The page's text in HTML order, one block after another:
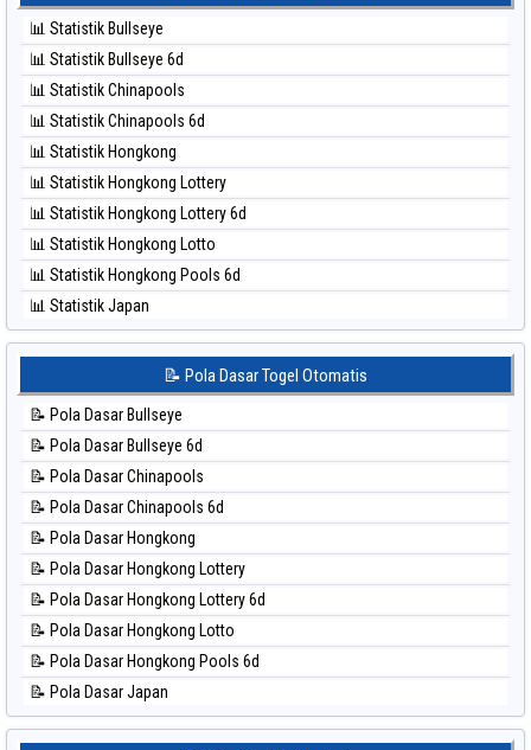
⚽ Bola Merah Taiwan
⚽ Bola Hitam Kuda Lari
⚽ Bola Hitam Magnum Cambodia
⚽ Bola Hitam Nagoya
⚽ Bola Hitam North Carolina Day
⚽ Bola Hitam Pcso
⚽ Bola Hitam Sao Paulo
⚽ Bola Hitam Singapore
⚽ Bola Hitam Sydney
⚽ Bola Hitam Sydney Lottery
⚽ Bola Hitam Sydney Lottery 6d
⚽ Bola Hitam Sydney Lotto
⚽ Bola Hitam Taiwan
📊 Statistik Bullseye
📊 Statistik Bullseye 6d
📊 Statistik Chinapools
📊 Statistik Chinapools 6d
📊 Statistik Hongkong
📊 Statistik Hongkong Lottery
📊 Statistik Hongkong Lottery 6d
📊 Statistik Hongkong Lotto
📊 Statistik Hongkong Pools 6d
📊 Statistik Japan
📊 Statistik Japan 6d
📊 Statistik Kuda Lari
📊 Statistik Magnum Cambodia
📊 Statistik Nagoya
📊 Statistik New York Midday
📊 Statistik North Carolina Day
📊 Statistik Pcso
📊 Statistik Pennsylvania Day
📊 Statistik Sao Paulo
📊 Statistik Singapore
📊 Statistik Sydney
📊 Statistik Sydney Lottery
📝 Pola Dasar Togel Otomatis
📝 Pola Dasar Bullseye
📝 Pola Dasar Bullseye 6d
📝 Pola Dasar Chinapools
📝 Pola Dasar Chinapools 6d
📝 Pola Dasar Hongkong
📝 Pola Dasar Hongkong Lottery
📝 Pola Dasar Hongkong Lottery 6d
📝 Pola Dasar Hongkong Lotto
📝 Pola Dasar Hongkong Pools 6d
📝 Pola Dasar Japan
📝 Pola Dasar Japan 6d